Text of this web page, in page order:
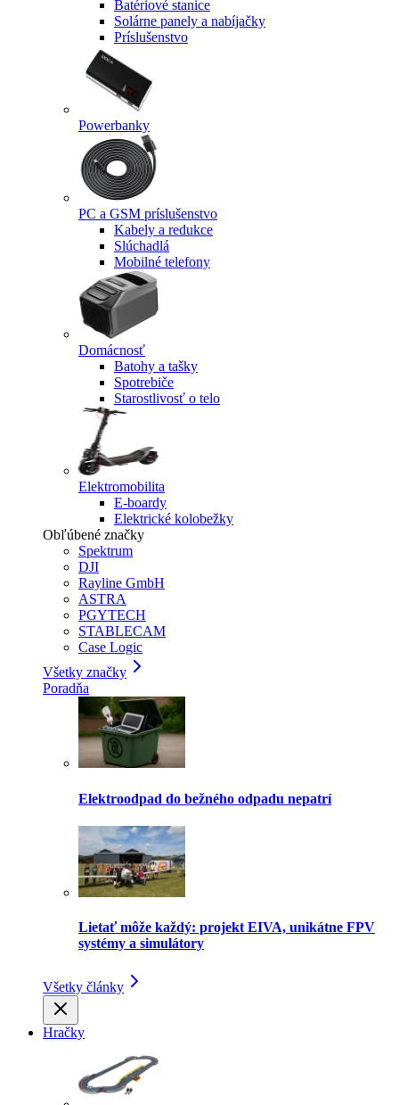
Batériové stanice
Solárne panely a nabíjačky
Príslušenstvo
Powerbanky
PC a GSM príslušenstvo
Kabely a redukce
Slúchadlá
Mobilné telefony
Domácnosť
Batohy a tašky
Spotrebiče
Starostlivosť o telo
Elektromobilita
E-boardy
Elektrické kolobežky
Obľúbené značky
Spektrum
DJI
Rayline GmbH
ASTRA
PGYTECH
STABLECAM
Case Logic
Všetky značky
Poradňa
Elektroodpad do bežného odpadu nepatrí
Lietať môže každý: projekt EIVA, unikátne FPV
systémy a simulátory
Všetky články
Hračky